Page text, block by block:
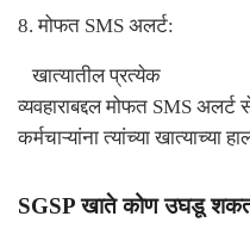
8.मोफत SMS अलर्ट:
खात्यातील प्रत्येक
व्यवहाराबद्दल मोफत SMS अलर्ट
कर्मचाऱ्यांना त्यांच्या खात्याच्या
SGSPखाते कोण उघडू